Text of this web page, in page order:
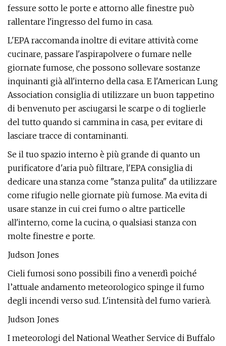
fessure sotto le porte e attorno alle finestre può
rallentare l'ingresso del fumo in casa.
L'EPA raccomanda inoltre di evitare attività come
cucinare, passare l'aspirapolvere o fumare nelle
giornate fumose, che possono sollevare sostanze
inquinanti già all'interno della casa. E l'American Lung
Association consiglia di utilizzare un buon tappetino
di benvenuto per asciugarsi le scarpe o di toglierle
del tutto quando si cammina in casa, per evitare di
lasciare tracce di contaminanti.
Se il tuo spazio interno è più grande di quanto un
purificatore d'aria può filtrare, l'EPA consiglia di
dedicare una stanza come "stanza pulita" da utilizzare
come rifugio nelle giornate più fumose. Ma evita di
usare stanze in cui crei fumo o altre particelle
all'interno, come la cucina, o qualsiasi stanza con
molte finestre e porte.
Judson Jones
Cieli fumosi sono possibili fino a venerdì poiché
l’attuale andamento meteorologico spinge il fumo
degli incendi verso sud. L'intensità del fumo varierà.
Judson Jones
I meteorologi del National Weather Service di Buffalo